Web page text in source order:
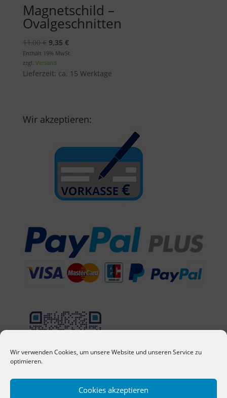
Wir verwenden Cookies, um unsere Website und unseren Service zu
optimieren.
Cookies akzeptieren
Magnetschild –
Ovalgeschnitten
11,00€ Ursprünglicher
Preis
war:
11,00 €
9,35 €Aktueller
Preis
9,35 €.
Enthält 19% MwSt.
zzgl. Versand
Lieferzeit: ca. 15 Werktage
Wir akzeptieren: